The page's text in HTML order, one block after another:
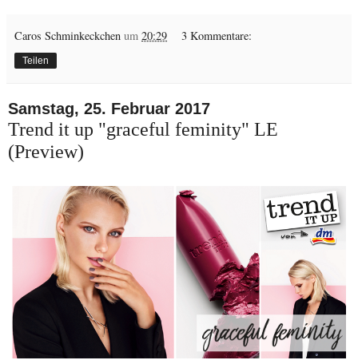
Caros Schminkeckchen um 20:29 3 Kommentare:
Teilen
Samstag, 25. Februar 2017
Trend it up "graceful feminity" LE
(Preview)